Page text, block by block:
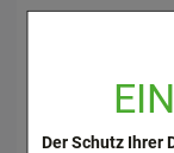
Der Schutz Ihrer
Falls vom Arzt
der
wöchentlich